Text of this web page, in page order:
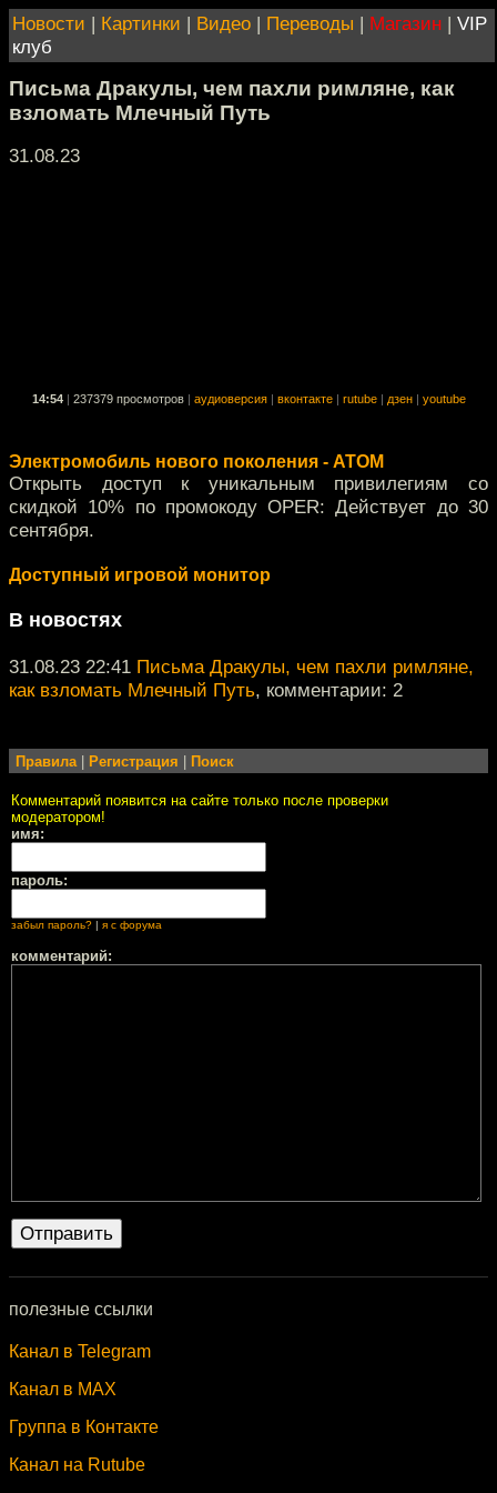
Новости | Картинки | Видео | Переводы | Магазин | VIP
клуб
Письма Дракулы, чем пахли римляне, как
взломать Млечный Путь
31.08.23
14:54 237379 просмотров аудиоверсия вконтакте rutube дзен youtube
Электромобиль нового поколения - АТОМ
Открыть доступ к уникальным привилегиям со
скидкой 10% по промокоду OPER: Действует до 30
сентября.
Доступный игровой монитор
В новостях
31.08.23 22:41 Письма Дракулы, чем пахли римляне,
как взломать Млечный Путь, комментарии: 2
Правила| Регистрация Поиск
Комментарий появится на сайте только после проверки
модератором!
имя:
пароль:
забыл пароль? я с форума
комментарий:
полезные ссылки
Канал в Telegram
Канал в MAX
Группа в Контакте
Канал на Rutube